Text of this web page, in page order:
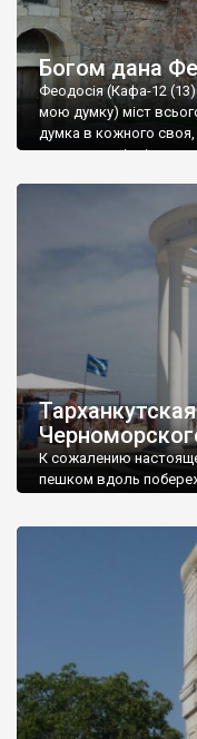
Богом дана
Феодосія (Кафа-12 (13)
мою думку) міст
думка в кожного своя,
запрошую відвідати
К сожалению
пешком вдоль